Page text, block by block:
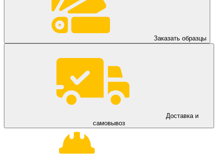
Заказать образцы
Доставка и
самовывоз